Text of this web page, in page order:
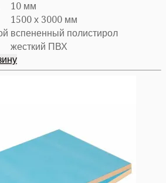
10 мм
1500 х 3000 мм
вспененный полистирол
жесткий ПВХ